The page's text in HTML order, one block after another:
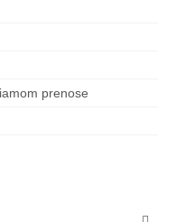
prenose